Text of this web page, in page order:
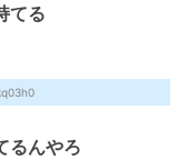
てる
るんやろ